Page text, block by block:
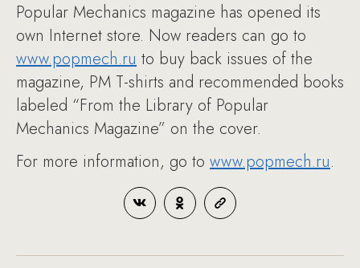
Popular Mechanics magazine has opened its
own Internet store. Now readers can go to
www.popmech.ru to buy back issues of the
magazine, PM T-shirts and recommended books
labeled “From the Library of Popular
Mechanics Magazine” on the cover.
For more information, go to www.popmech.ru.